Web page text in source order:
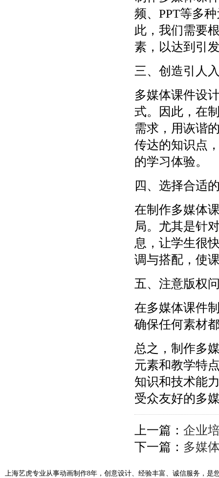
频、PPT等多
此，我们需要
素，以达到引
三、创造引人
多媒体课件设
式。因此，在
需求，用诙谐
传达的知识点
的学习体验。
四、选择合适
在制作多媒体
局。尤其是针
息，让学生很
调与搭配，使
五、注意版权
在多媒体课件
确保任何素材
总之，制作多
元素和教学特
知识和技术能
受众友好的多
上一篇： 企业
下一篇： 多媒
上海艺虎专业从事动画制作8年，创意设计、经验丰富、诚信服务，是